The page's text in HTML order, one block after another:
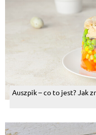
Auszpik – co to jest? Jak